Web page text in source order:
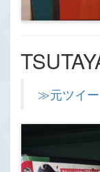
≫元ツイー